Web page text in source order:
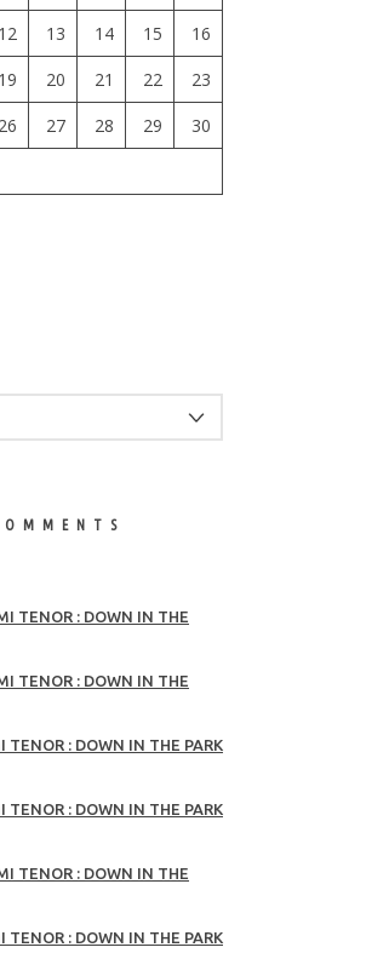
12 13 14 15
16
19 20 21 22
23
26 27 28 29
30
TENOR : DOWN IN THE
TENOR : DOWN IN THE
TENOR : DOWN IN THE PARK
TENOR : DOWN IN THE PARK
TENOR : DOWN IN THE
TENOR : DOWN IN THE PARK